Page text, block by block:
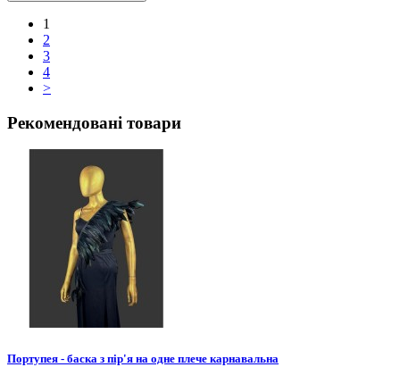
1
2
3
4
>
Рекомендовані товари
Портупея - баска з пір'я на одне плече карнавальна